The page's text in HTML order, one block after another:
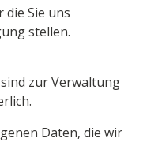
Sie uns
stellen.
zur Verwaltung
Daten, die wir